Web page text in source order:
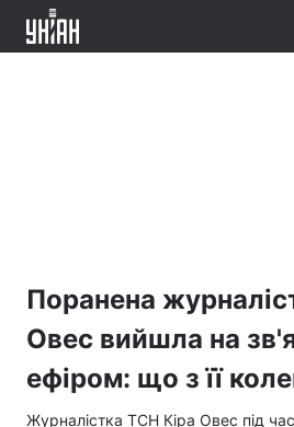
Поранена
Овес вийшла на
ефіром: що з її
Журналістка ТСН Кіра Овес під